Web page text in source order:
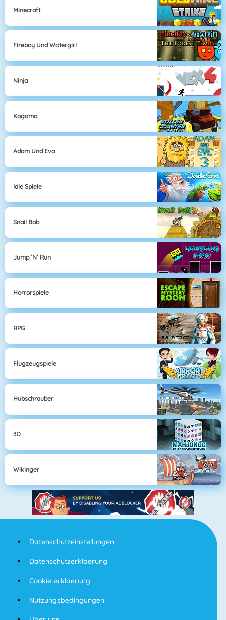
Minecraft
Fireboy Und Watergirl
Ninja
Kogama
Adam Und Eva
Idle Spiele
Snail Bob
Jump ’n’ Run
Horrorspiele
RPG
Flugzeugspiele
Hubschrauber
3D
Wikinger
Datenschutzeinstellungen
Datenschutzerklaerung
Cookie erklaerung
Nutzungsbedingungen